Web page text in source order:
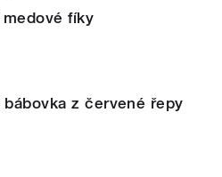
fíky
bábovka z červené řepy